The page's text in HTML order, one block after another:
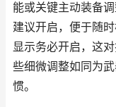
能或关键主动装备
建议开启，便于随
显示务必开启，这
些细微调整如同为
惯。